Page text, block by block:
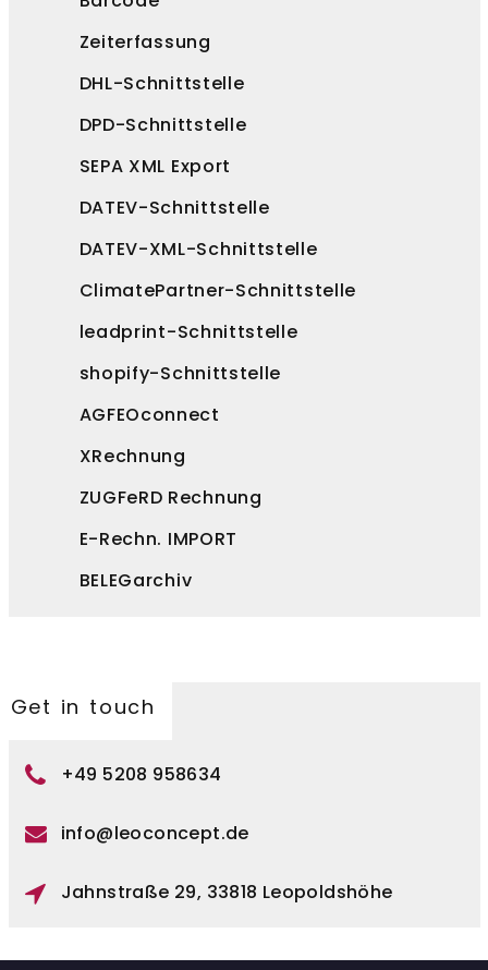
Zeiterfassung
DHL-Schnittstelle
DPD-Schnittstelle
SEPA XML Export
DATEV-Schnittstelle
DATEV-XML-Schnittstelle
ClimatePartner-Schnittstelle
leadprint-Schnittstelle
shopify-Schnittstelle
AGFEOconnect
XRechnung
ZUGFeRD Rechnung
E-Rechn. IMPORT
BELEGarchiv
Get in touch
+49 5208 958634
info@leoconcept.de
Jahnstraße 29, 33818 Leopoldshöhe